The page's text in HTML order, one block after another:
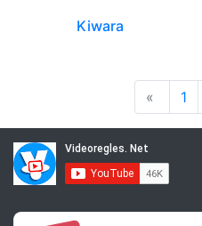
Kiwara
« 1